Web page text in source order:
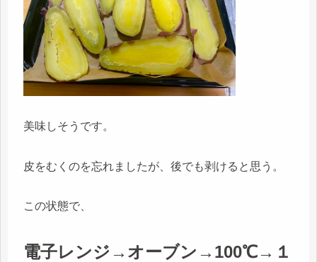
美味しそうです。
皮をむくのを忘れましたが、後でも剥けると思う。
この状態で、
電子レンジ→オーブン→100℃→１